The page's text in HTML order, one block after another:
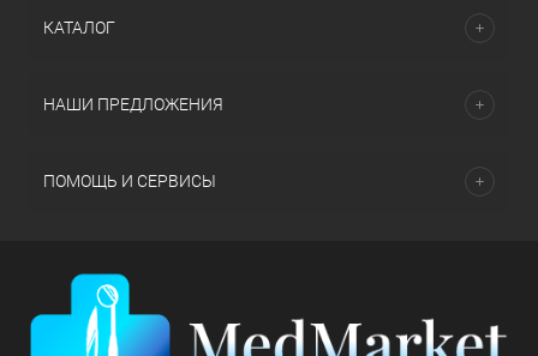
КАТАЛОГ
НАШИ ПРЕДЛОЖЕНИЯ
ПОМОЩЬ И СЕРВИСЫ